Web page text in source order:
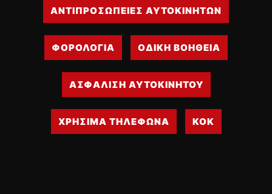
ΑΝΤΙΠΡΟΣΩΠΕΙΕΣ ΑΥΤΟΚΙΝΗΤΩΝ
ΦΟΡΟΛΟΓΙΑ ΟΔΙΚΗ ΒΟΗΘΕΙΑ
ΑΣΦΑΛΙΣΗ ΑΥΤΟΚΙΝΗΤΟΥ
ΧΡΗΣΙΜΑ ΤΗΛΕΦΩΝΑ ΚΟΚ